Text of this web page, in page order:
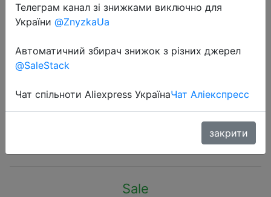
2019-11-07
Feisty Pets Bear Taylor Truelove
Фильмы Feisty Очаровательны
плюшевые мягкие игрушки
Специальный подарок Валентина
Sale
Телеграм канал зі знижками виключно для
України @ZnyzkaUa
Автоматичний збирач знижок з різних джерел
@SaleStack
Чат спільноти Aliexpress УкраїнаЧат Аліекспресс
закрити